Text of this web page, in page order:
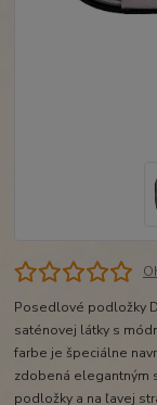
Posedlové podložky
saténovej látky s
farbe je špeciálne
zdobená elegantným
podložky a na ľavej